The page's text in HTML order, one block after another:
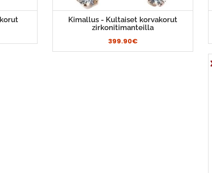
Kimallus - Kultaiset korvakorut
zirkonitimanteilla
399.90€